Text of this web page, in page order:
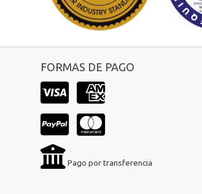
FORMAS DE PAGO
Pago por transferencia